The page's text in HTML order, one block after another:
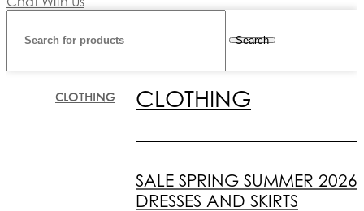
Search
CLOTHING CLOTHING
SALE SPRING SUMMER 2026
DRESSES AND SKIRTS